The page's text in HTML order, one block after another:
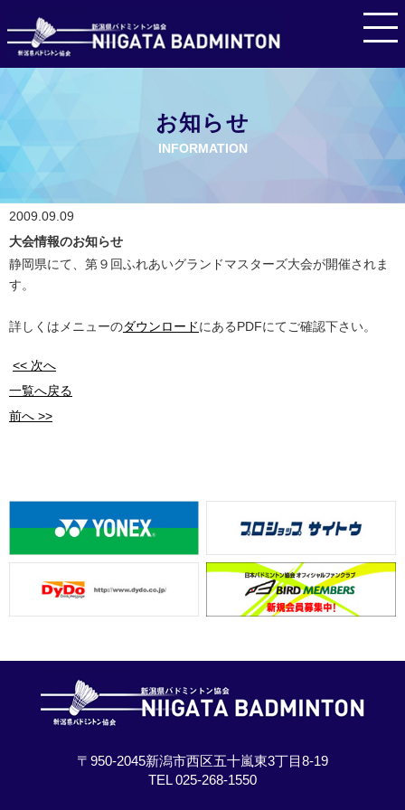
お知らせ
INFORMATION
2009.09.09
大会情報のお知らせ
静岡県にて、第９回ふれあいグランドマスターズ大会が開催されま
す。
詳しくはメニューのダウンロードにあるPDFにてご確認下さい。
<< 次へ
一覧へ戻る
前へ >>
〒950-2045新潟市西区五十嵐東3丁目8-19
TEL 025-268-1550